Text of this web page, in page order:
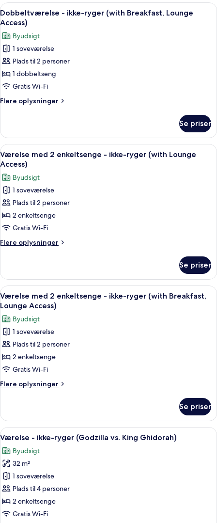
ikke-
ryger
(with
Access)
Indlæs
alle
billeder
af
Dobbeltværelse
-
ikke-
ryger
(with
Breakfast,
Access)
Et hotelværelse med seng,
6
Dobbeltværelse - ikke-ryger (with Breakfast, Lounge
Access)
Byudsigt
1 soveværelse
Plads til 2 personer
1 dobbeltseng
Gratis Wi-Fi
Flere oplysninger
Flere
-
ikke-
ryger
(with
Breakfast,
Lounge
Access)
Se priser
Indlæs
alle
billeder
af
Værelse
med
2
enkeltsenge
-
ikke-
(with
Lounge
Access)
Et hotelværelse med to senge, et
7
Værelse med 2 enkeltsenge - ikke-ryger (with Lounge
Access)
Byudsigt
1 soveværelse
Plads til 2 personer
2 enkeltsenge
Gratis Wi-Fi
Flere oplysninger
Flere
med
enkeltsenge
-
ryger
(with
Lounge
Access)
Se priser
Indlæs
alle
billeder
af
Værelse
med
2
enkeltsenge
-
ikke-
(with
Breakfast,
Lounge
Access)
Et hotelværelse med to senge, et
7
Værelse med 2 enkeltsenge - ikke-ryger (with Breakfast,
Lounge Access)
Byudsigt
1 soveværelse
Plads til 2 personer
2 enkeltsenge
Gratis Wi-Fi
Flere oplysninger
Flere
med
enkeltsenge
ikke-
ryger
(with
Breakfast,
Lounge
Access)
Se priser
Indlæs
alle
billeder
af
Værelse
-
ikke-
ryger
Et tematisk hotelværelse med et
4
Værelse - ikke-ryger (Godzilla vs. King Ghidorah)
Byudsigt
32 m²
1 soveværelse
Plads til 4 personer
2 enkeltsenge
Gratis Wi-Fi